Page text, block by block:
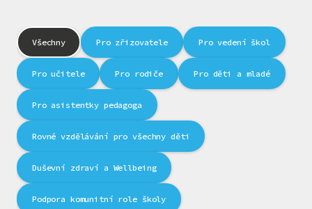
Všechny Pro zřizovatele Pro vedení škol
Pro učitele Pro rodiče Pro děti a mladé
Pro asistentky pedagoga
Rovné vzdělávání pro všechny děti
Duševní zdraví a Wellbeing
Podpora komunitní role školy